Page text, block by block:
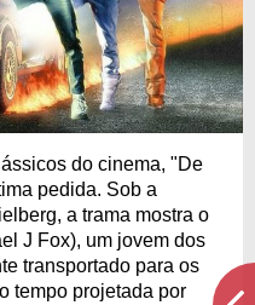
do cinema, "De
pedida. Sob a
a trama mostra o
J Fox), um jovem dos
transportado para os
tempo projetada por